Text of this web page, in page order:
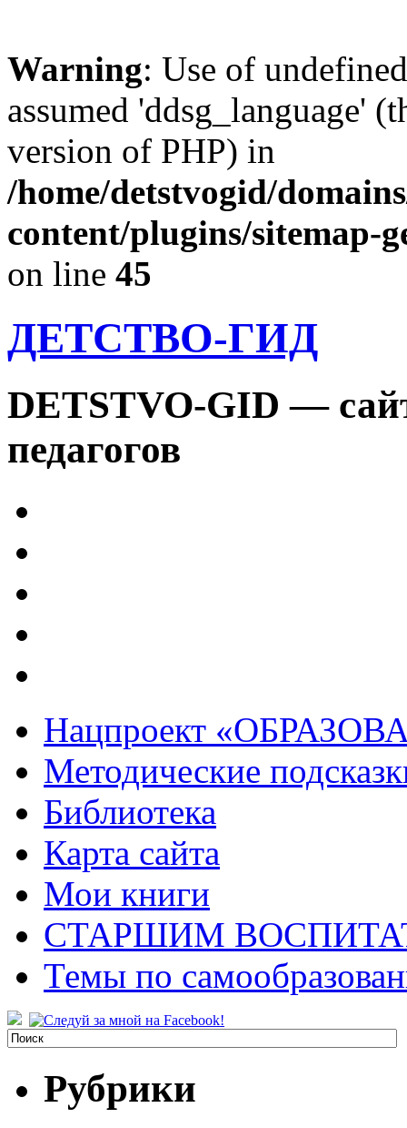
Warning: Use of
assumed 'ddsg_language'
version of PHP) in
/home/detstvogid/
content/plugins/sitemap-
on line 45
ДЕТСТВО-ГИД
DETSTVO-GID —
педагогов
Нацпроект
Методические
Библиотека
Карта сайта
Мои книги
СТАРШИМ
Темы по
Рубрики